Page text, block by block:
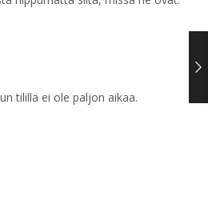
tilillä ei ole paljon aikaa.